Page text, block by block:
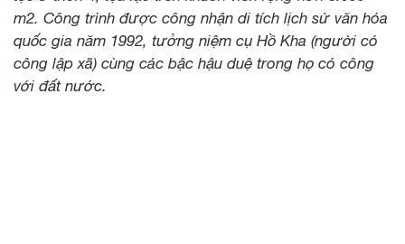
m2. Công trình được công nhận di tích lịch sử văn hóa
quốc gia năm 1992, tưởng niệm cụ Hồ Kha (người có
công lập xã) cùng các bậc hậu duệ trong họ có công
với đất nước.